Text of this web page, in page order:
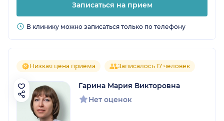
Записаться на прием
В клинику можно записаться только по телефону
Низкая цена приёма Записалось 17 человек
Гарина Мария Викторовна
Нет оценок